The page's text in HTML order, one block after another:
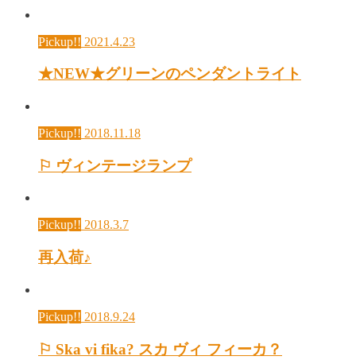
Pickup!! 2021.4.23
★NEW★グリーンのペンダントライト
Pickup!! 2018.11.18
⚐ ヴィンテージランプ
Pickup!! 2018.3.7
再入荷♪
Pickup!! 2018.9.24
⚐ Ska vi fika? スカ ヴィ フィーカ？